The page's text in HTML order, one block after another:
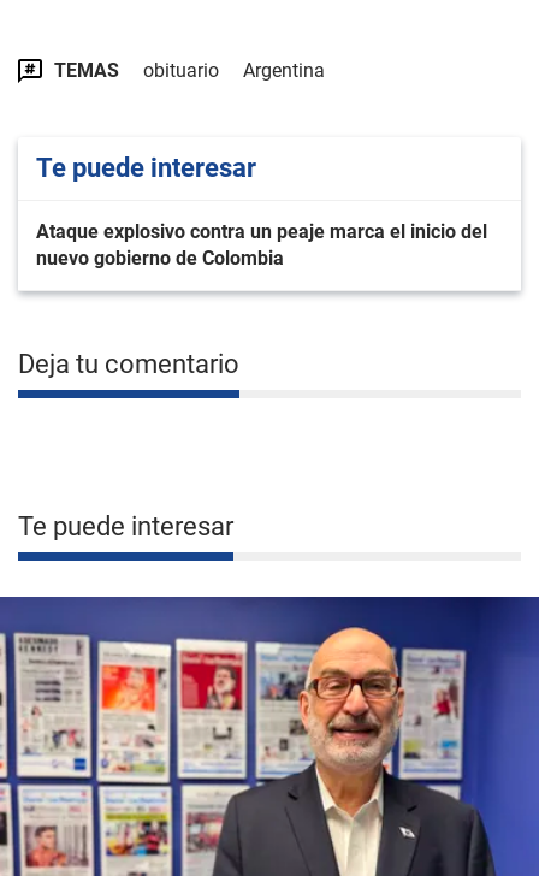
TEMAS obituario Argentina
Te puede interesar
Ataque explosivo contra un peaje marca el inicio del
nuevo gobierno de Colombia
Deja tu comentario
Te puede interesar